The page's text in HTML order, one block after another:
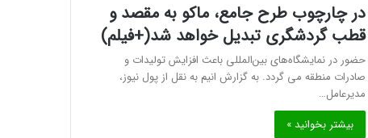
در چارچوب طرح جامع، ماکو به مقصد و
قطب گردشگری تبدیل خواهد شد(+فیلم)
حضور در نمایشگاه‌های بین‌المللی باعث افزایش تولیدات و
صادرات منطقه می گردد. به گزارش انیم به نقل از پول نیوز،
مدیرعامل…
بیشتر بخوانید »